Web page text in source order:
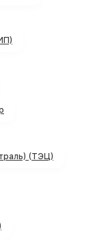
(ТЭЦ)